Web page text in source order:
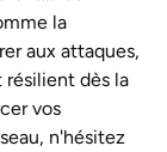
la
aux attaques,
résilient dès la
vos
n'hésitez